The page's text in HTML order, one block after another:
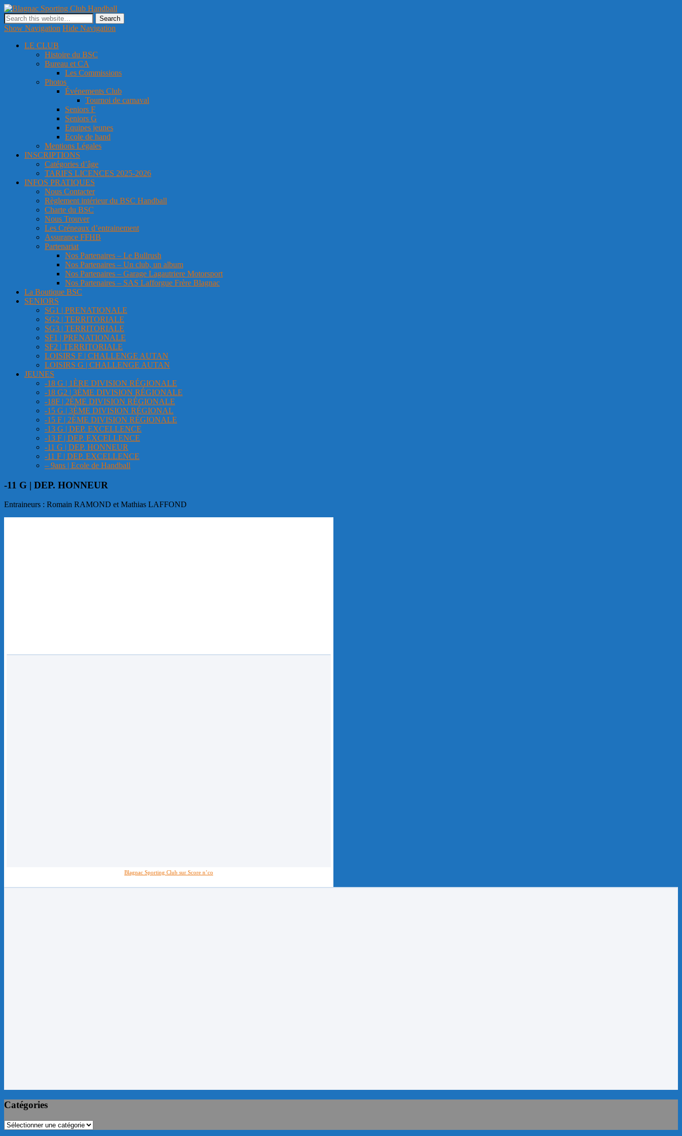
Site officiel du club de handball de Blagnac
Show Navigation Hide Navigation
LE CLUB
Histoire du BSC
Bureau et CA
Les Commissions
Photos
Événements Club
Tournoi de carnaval
Seniors F
Seniors G
Equipes jeunes
Ecole de hand
Mentions Légales
INSCRIPTIONS
Catégories d’âge
TARIFS LICENCES 2025-2026
INFOS PRATIQUES
Nous Contacter
Règlement intérieur du BSC Handball
Charte du BSC
Nous Trouver
Les Créneaux d’entrainement
Assurance FFHB
Partenariat
Nos Partenaires – Le Bullrush
Nos Partenaires – Un club, un album
Nos Partenaires – Garage Lagautriere Motorsport
Nos Partenaires – SAS Lafforgue Frère Blagnac
La Boutique BSC
SENIORS
SG1 | PRENATIONALE
SG2 | TERRITORIALE
SG3 | TERRITORIALE
SF1 | PRENATIONALE
SF2 | TERRITORIALE
LOISIRS F | CHALLENGE AUTAN
LOISIRS G | CHALLENGE AUTAN
JEUNES
-18 G | 1ÈRE DIVISION RÉGIONALE
-18 G2 | 3ÈME DIVISION RÉGIONALE
-18F | 2ÈME DIVISION RÉGIONALE
-15 G | 3ÈME DIVISION RÉGIONAL
-15 F | 2ÈME DIVISION RÉGIONALE
-13 G | DEP. EXCELLENCE
-13 F | DEP. EXCELLENCE
-11 G | DEP. HONNEUR
-11 F | DEP. EXCELLENCE
– 9ans | Ecole de Handball
-11 G | DEP. HONNEUR
Entraineurs : Romain RAMOND et Mathias LAFFOND
Blagnac Sporting Club sur Score n’co
Catégories
Catégories